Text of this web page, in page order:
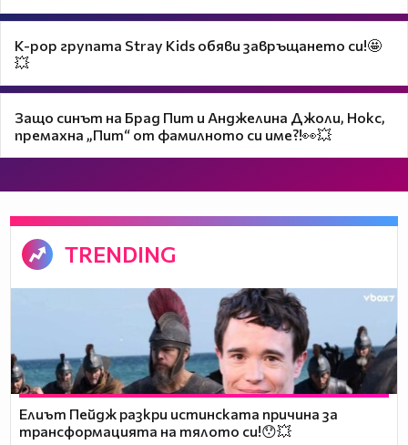
K-pop групата Stray Kids обяви завръщането си!🤩
💥
Защо синът на Брад Пит и Анджелина Джоли, Нокс,
премахна „Пит“ от фамилното си име?!👀💥
TRENDING
Елиът Пейдж разкри истинската причина за
трансформацията на тялото си!😯💥